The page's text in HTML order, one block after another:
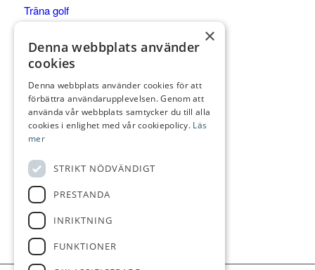
Träna golf
Boende
Shop
Klubben
Företagspartner
FÖLJ OSS
×
Denna webbplats använder
cookies
Denna webbplats använder cookies för att
förbättra användarupplevelsen. Genom att
använda vår webbplats samtycker du till alla
cookies i enlighet med vår cookiepolicy. Läs
mer
STRIKT NÖDVÄNDIGT
PRESTANDA
INRIKTNING
FUNKTIONER